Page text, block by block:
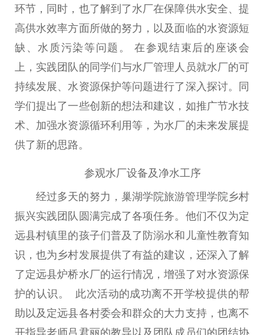
环节，同时，也了解到了水厂在保障供水安全、提
高供水效率方面所做的努力，以及面临的水资源短
缺、水质污染等问题。 在参观结束后的座谈会
上，实践团队的同学们与水厂管理人员就水厂的可
持续发展、水资源保护等问题进行了深入探讨。同
学们提出了一些创新的想法和建议，如推广节水技
术、加强水资源循环利用等，为水厂的未来发展提
供了新的思路。
参观水厂设备及净水工序
经过多天的努力，巢湖学院旅游管理学院乡村
振兴实践团队圆满完成了各项任务。他们不仅为定
远县村镇里的孩子们普及了防溺水和儿童性教育知
识，也为乡村发展提供了有益的建议，还深入了解
了定远县炉桥水厂的运行情况，增强了对水资源保
护的认识。 此次活动的成功离不开学校提供的帮
助以及定远县各村委会和群众的大力支持，也离不
开指导老师吕君丽的教导以及团队成员们的团结协